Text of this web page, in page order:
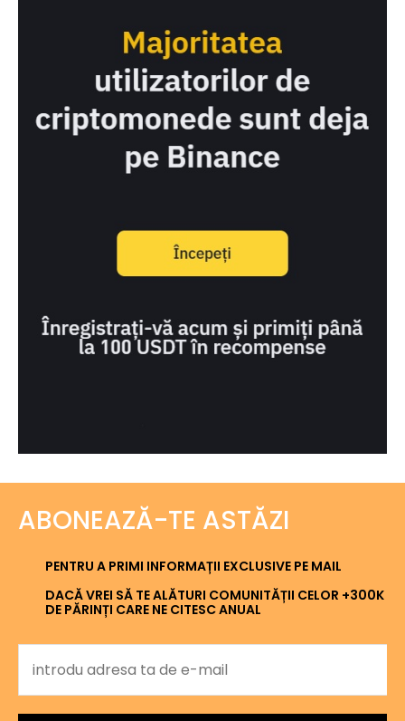
ABONEAZĂ-TE ASTĂZI
PENTRU A PRIMI INFORMAȚII EXCLUSIVE PE MAIL
DACĂ VREI SĂ TE ALĂTURI COMUNITĂȚII CELOR +300K
DE PĂRINȚI CARE NE CITESC ANUAL